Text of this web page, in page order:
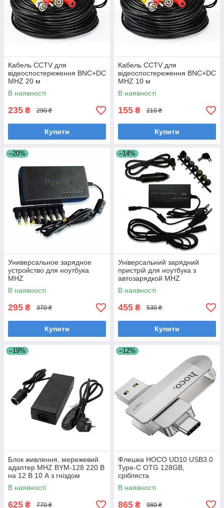
Кабель CCTV для
відеоспостереження BNC+DC
MHZ 20 м
В наявності
235 ₴ 290 ₴
Купити
Кабель CCTV для
відеоспостереження BNC+DC
MHZ 10 м
В наявності
155 ₴ 210 ₴
Купити
–20%
Универсальное зарядное
устройство для ноутбука
MHZ
В наявності
295 ₴ 370 ₴
Купити
–14%
Універсальний зарядний
пристрій для ноутбука з
автозарядкой MHZ
В наявності
455 ₴ 530 ₴
Купити
–19%
Блок живлення, мережевий
адаптер MHZ BYM-128 220 В
на 12 В 10 А з гніздом
прикурювача 9104
В наявності
625 ₴ 770 ₴
–12%
Флешка HOCO UD10 USB3.0
Type-C OTG 128GB,
срібляста
В наявності
865 ₴ 980 ₴